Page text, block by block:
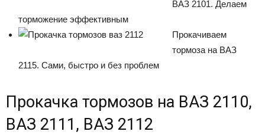
ВАЗ 2101. Делаем
торможение эффективным
Прокачиваем
тормоза на ВАЗ
2115. Сами, быстро и без проблем
Прокачка тормозов на ВАЗ 2110,
ВАЗ 2111, ВАЗ 2112